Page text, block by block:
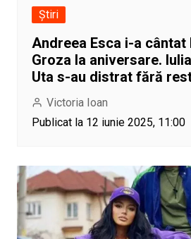
Știri
Andreea Esca i-a cântat
Groza la aniversare.
Uta s-au distrat fără
Victoria Ioan
Publicat la 12 iunie 2025, 11:00